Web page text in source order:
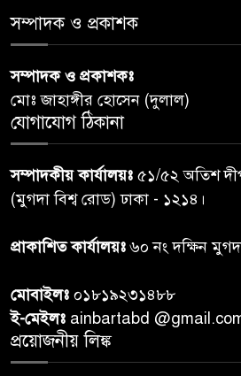
পেশ
৬
তদন্ত শেষ
৭
রাতের
ঝড়বৃষ্টির
৮
উপহার
৯
সম্পাদক ও প্রকাশক
সম্পাদক ও প্রকাশকঃ
মোঃ জাহাঙ্গীর হোসেন (দুলাল)
যোগাযোগ ঠিকানা
সম্পাদকীয় কার্যালয়ঃ ৫১/৫২ অতিশ
(মুগদা বিশ্ব রোড) ঢাকা - ১২১৪।
প্রাকাশিত কার্যালয়ঃ৬০ নং দক্ষিন
মোবাইলঃ ০১৮১৯২৩১৪৮৮
ই-মেইলঃ ainbartabd
প্রয়োজনীয় লিঙ্ক